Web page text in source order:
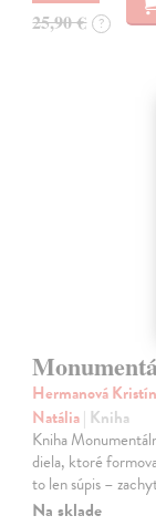
25,90 € ?
Hermanová
Natália| Kniha
Kniha
diela, ktoré
to len súpis –
Na sklade